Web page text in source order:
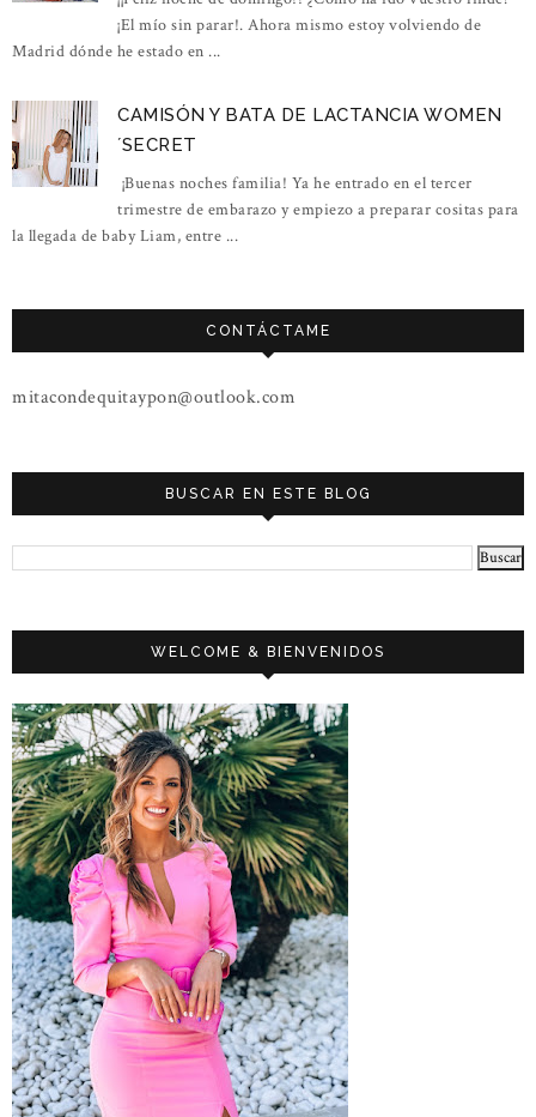
¡El mío sin parar!. Ahora mismo estoy volviendo de
Madrid dónde he estado en ...
CAMISÓN Y BATA DE LACTANCIA WOMEN
´SECRET
¡Buenas noches familia! Ya he entrado en el tercer
trimestre de embarazo y empiezo a preparar cositas para
la llegada de baby Liam, entre ...
CONTÁCTAME
mitacondequitaypon@outlook.com
BUSCAR EN ESTE BLOG
WELCOME & BIENVENIDOS